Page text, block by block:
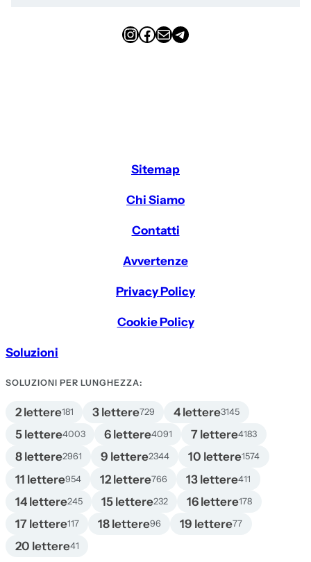
InstagramFacebook Email Telegram
Sitemap
Chi Siamo
Contatti
Avvertenze
Privacy Policy
Cookie Policy
Soluzioni
SOLUZIONI PER LUNGHEZZA:
2 lettere181 3 lettere729 4 lettere3145
5 lettere4003 6 lettere4091 7 lettere4183
8 lettere2961 9 lettere2344 10 lettere1574
11 lettere954 12 lettere766 13 lettere411
14 lettere245 15 lettere232 16 lettere178
17 lettere117 18 lettere96 19 lettere77
20 lettere41